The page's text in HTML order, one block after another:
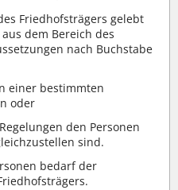
Friedhofsträgers gelebt
dem Bereich des
nach Buchstabe
einer bestimmten
oder
den Personen
sind.
bedarf der